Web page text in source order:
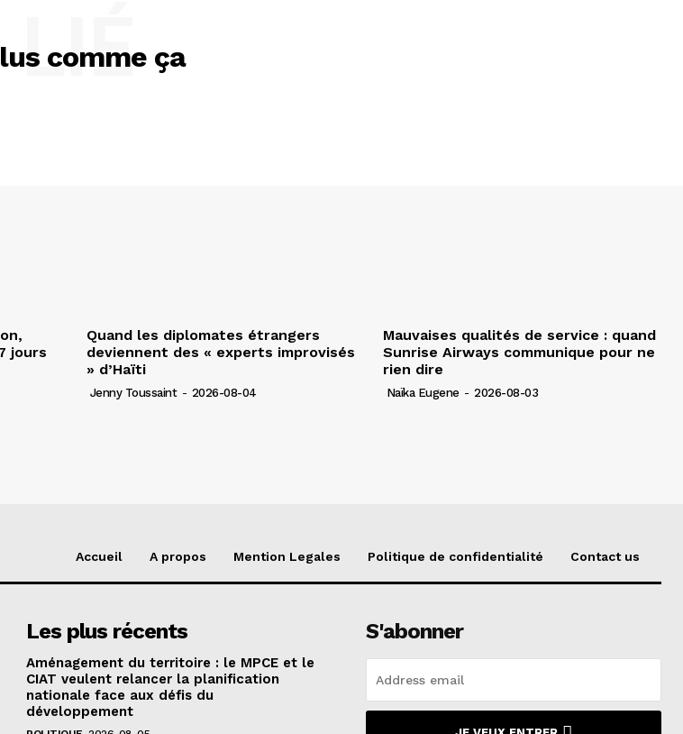
comme ça
LIÉ
jours
Quand les diplomates étrangers
deviennent des « experts improvisés
» d’Haïti
Jenny Toussaint - 2026-08-04
Mauvaises qualités de service : quand
Sunrise Airways communique pour ne
rien dire
Naïka Eugene - 2026-08-03
Accueil A propos Mention Legales Politique de confidentialité Contact us
Les plus récents
Aménagement du territoire : le MPCE et le
CIAT veulent relancer la planification
nationale face aux défis du
développement
S'abonner